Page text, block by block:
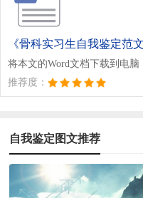
《骨科实习生自我鉴定范文
将本文的Word文档下载到电
推荐度：
自我鉴定图文推荐